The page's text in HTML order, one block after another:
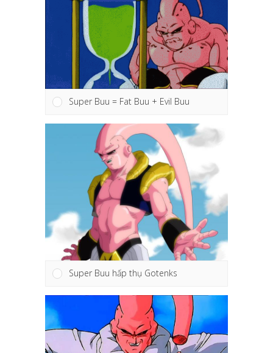
Super Buu = Fat Buu + Evil Buu
Super Buu hấp thụ Gotenks